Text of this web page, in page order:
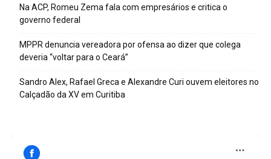
Na ACP, Romeu Zema fala com empresários e critica o
governo federal
MPPR denuncia vereadora por ofensa ao dizer que colega
deveria “voltar para o Ceará”
Sandro Alex, Rafael Greca e Alexandre Curi ouvem eleitores no
Calçadão da XV em Curitiba